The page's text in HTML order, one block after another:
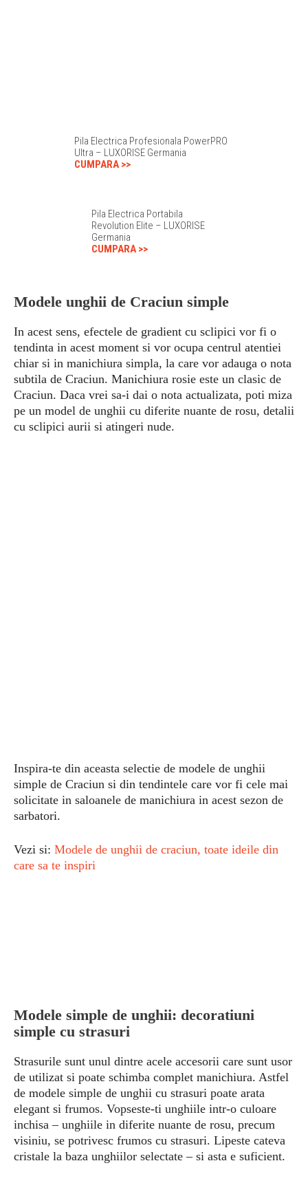
Pila Electrica Profesionala PowerPRO
Ultra – LUXORISE Germania
CUMPARA >>
Pila Electrica Portabila
Revolution Elite – LUXORISE
Germania
CUMPARA >>
Modele unghii de Craciun simple
In acest sens, efectele de gradient cu sclipici vor fi o
tendinta in acest moment si vor ocupa centrul atentiei
chiar si in manichiura simpla, la care vor adauga o nota
subtila de Craciun. Manichiura rosie este un clasic de
Craciun. Daca vrei sa-i dai o nota actualizata, poti miza
pe un model de unghii cu diferite nuante de rosu, detalii
cu sclipici aurii si atingeri nude.
Inspira-te din aceasta selectie de modele de unghii
simple de Craciun si din tendintele care vor fi cele mai
solicitate in saloanele de manichiura in acest sezon de
sarbatori.
Vezi si: Modele de unghii de craciun, toate ideile din
care sa te inspiri
Modele simple de unghii: decoratiuni
simple cu strasuri
Strasurile sunt unul dintre acele accesorii care sunt usor
de utilizat si poate schimba complet manichiura. Astfel
de modele simple de unghii cu strasuri poate arata
elegant si frumos. Vopseste-ti unghiile intr-o culoare
inchisa – unghiile in diferite nuante de rosu, precum
visiniu, se potrivesc frumos cu strasuri. Lipeste cateva
cristale la baza unghiilor selectate – si asta e suficient.